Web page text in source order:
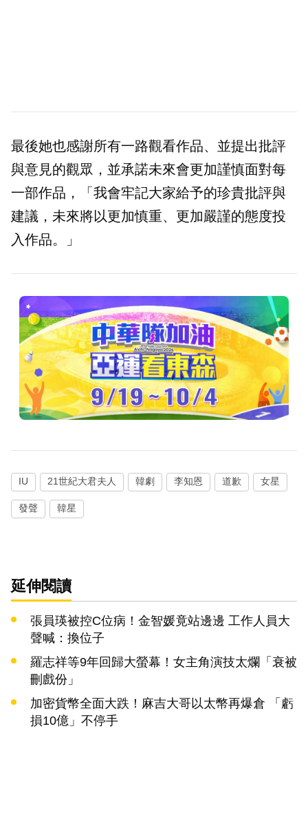
最後她也感謝所有一路觀看作品、並提出批評
與意見的觀眾，並承諾未來會更加謹慎面對每
一部作品，「我會牢記大家給予的珍貴批評與
建議，未來將以更加慎重、更加嚴謹的態度投
入作品。」
IU 21世紀大君夫人 韓劇 李知恩 道歉 女星
發聲 韓星
延伸閱讀
張員瑛被控C位病！金智媛竟站邊邊 工作人員大
聲喊：換位子
羅志祥等9年回歸大螢幕！女主角演技太爛「衰被
刪戲份」
加密貨幣全面大跌！麻吉大哥以太幣再爆倉 「虧
損10億」不停手